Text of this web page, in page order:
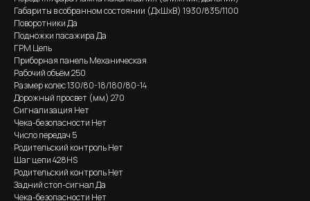
Габариты в собранном состоянии (ДхШхВ) 1930/835/1100
Поворотники Да
Подножки пасажира Да
ГРМ Цепь
Приборная панель Механическая
Рабочий объём 250
Размер колес 130/80-18/180/80-14
Дорожный просвет (мм) 270
Сигнализация Нет
Чека-безопасности Нет
Число передач 5
Родительский контроль Нет
Шаг цепи 428HS
Родительский контроль Нет
Задний стоп-сигнал Да
Чека-безопасности Нет